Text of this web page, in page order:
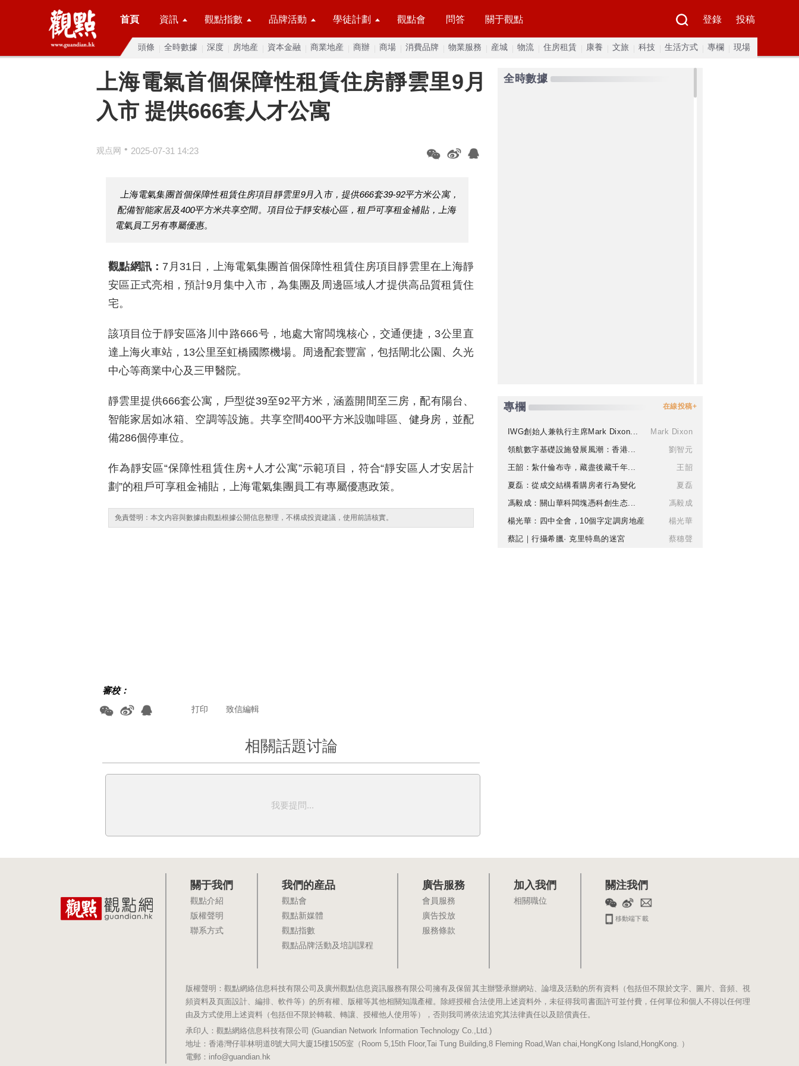
首頁 資訊 觀點指數 品牌活動 學徒計劃 觀點會 問答 關于觀點 登錄 投稿
頭條 全時數據 深度 房地産 資本金融 商業地産 商辦 商場 消費品牌 物業服務 産城 物流 住房租賃 康養 文旅 科技 生活方式 專欄 現場
上海電氣首個保障性租賃住房靜雲里9月
入市 提供666套人才公寓
观点网 • 2025-07-31 14:23
上海電氣集團首個保障性租賃住房項目靜雲里9月入市，提供666套39-92平方米公寓，
配備智能家居及400平方米共享空間。項目位于靜安核心區，租戶可享租金補貼，上海
電氣員工另有專屬優惠。
觀點網訊： 7月31日，上海電氣集團首個保障性租賃住房項目靜雲里在上海靜
安區正式亮相，預計9月集中入市，為集團及周邊區域人才提供高品質租賃住
宅。
該項目位于靜安區洛川中路666号，地處大甯闆塊核心，交通便捷，3公里直
達上海火車站，13公里至虹橋國際機場。周邊配套豐富，包括閘北公園、久光
中心等商業中心及三甲醫院。
靜雲里提供666套公寓，戶型從39至92平方米，涵蓋開間至三房，配有陽台、
智能家居如冰箱、空調等設施。共享空間400平方米設咖啡區、健身房，並配
備286個停車位。
作為靜安區“保障性租賃住房+人才公寓”示範項目，符合“靜安區人才安居計
劃”的租戶可享租金補貼，上海電氣集團員工有專屬優惠政策。
免責聲明：本文内容與數據由觀點根據公開信息整理，不構成投資建議，使用前請核實。
審校：
致信編輯
打印
相關話題讨論
我要提問...
全時數據
專欄 在線投稿+
IWG創始人兼執行主席Mark Dixon...
Mark Dixon
領航數字基礎設施發展風潮：香港...
劉智元
王韶：紮什倫布寺，藏盡後藏千年...
王韶
夏磊：從成交結構看購房者行為變化
夏磊
馮毅成：關山華科闆塊憑科創生态...
馮毅成
楊光華：四中全會，10個字定調房地産
楊光華
蔡記｜行攝希臘· 克里特島的迷宮
蔡穗聲
關于我們
觀點介紹
版權聲明
聯系方式
我們的産品
觀點會
觀點新媒體
觀點指數
觀點品牌活動及培訓課程
廣告服務
會員服務
廣告投放
服務條款
加入我們
相關職位
關注我們
移動端下載
版權聲明：觀點網絡信息科技有限公司及廣州觀點信息資訊服務有限公司擁有及保留其主辦暨承辦網站、論壇及活動的所有資料（包括但不限於文字、圖片、音頻、視
頻資料及頁面設計、編排、軟件等）的所有權、版權等其他相關知識產權。除經授權合法使用上述資料外，未征得我司書面許可並付費，任何單位和個人不得以任何理
由及方式使用上述資料（包括但不限於轉載、轉讓、授權他人使用等），否則我司將依法追究其法律責任以及賠償責任。
承印人：觀點網絡信息科技有限公司 (Guandian Network Information Technology Co.,Ltd.)
地址：香港灣仔菲林明道8號大同大廈15樓1505室（Room 5,15th Floor,Tai Tung Building,8 Fleming Road,Wan chai,HongKong Island,HongKong. ）
電郵：info@guandian.hk